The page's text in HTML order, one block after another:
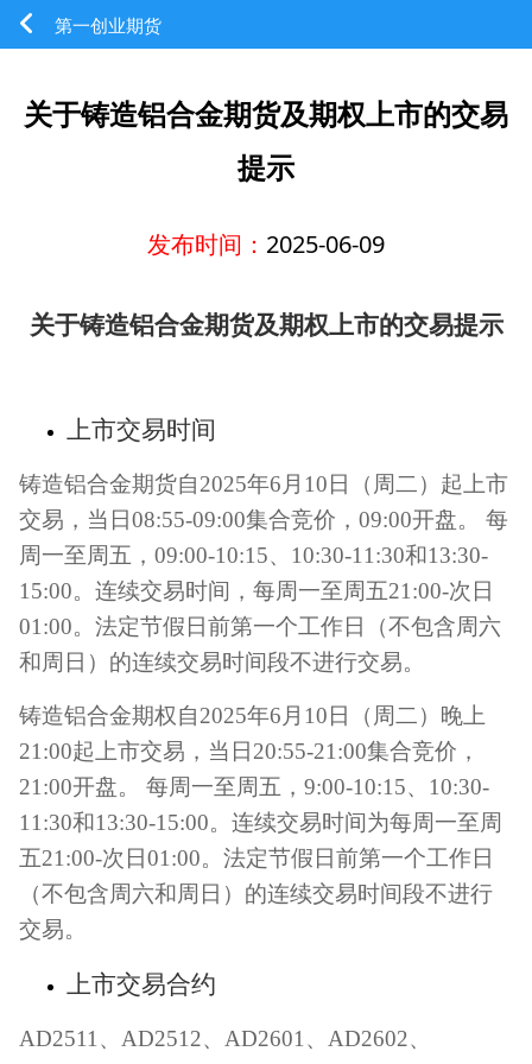
第一创业期货
关于铸造铝合金期货及期权上市的交易
提示
发布时间： 2025-06-09
关于铸造铝合金期货及期权上市的交易提示
上市交易时间
铸造铝合金期货自2025年6 月 10 日（周二）起上市
交易，当日08:55-09:00集合竞价， 09:00开盘。
每
周一至周五， 09:00-10:15、 10:30-11:30和13:30-
15:00。连续交易时间，每周一至周五21:00-次日
01:00。法定节假日前第一个工作日（不包含周六
和周日）的连续交易时间段不进行交易。
铸造铝合金期权自2025年6 月 10 日（周二）晚上
21:00起上市交易，当日 20:55-21:00集合竞价，
21:00开盘。 每周一至周五， 9:00-10:15、 10:30-
11:30和13:30-15:00。连续交易时间为每周一至周
五21:00-次日01:00。法定节假日前第一个工作日
（不包含周六和周日）的连续交易时间段不进行
交易。
上市交易合约
AD2511 、 AD2512、 AD2601 、 AD2602、